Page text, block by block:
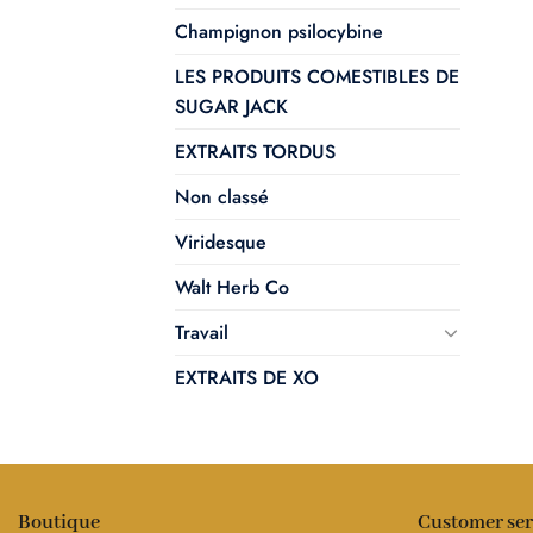
Champignon psilocybine
LES PRODUITS COMESTIBLES DE
SUGAR JACK
EXTRAITS TORDUS
Non classé
Viridesque
Walt Herb Co
Travail
EXTRAITS DE XO
Boutique Customer